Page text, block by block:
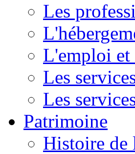
Les
L'emploi
Les
Les
Patrimoine
Histoire de